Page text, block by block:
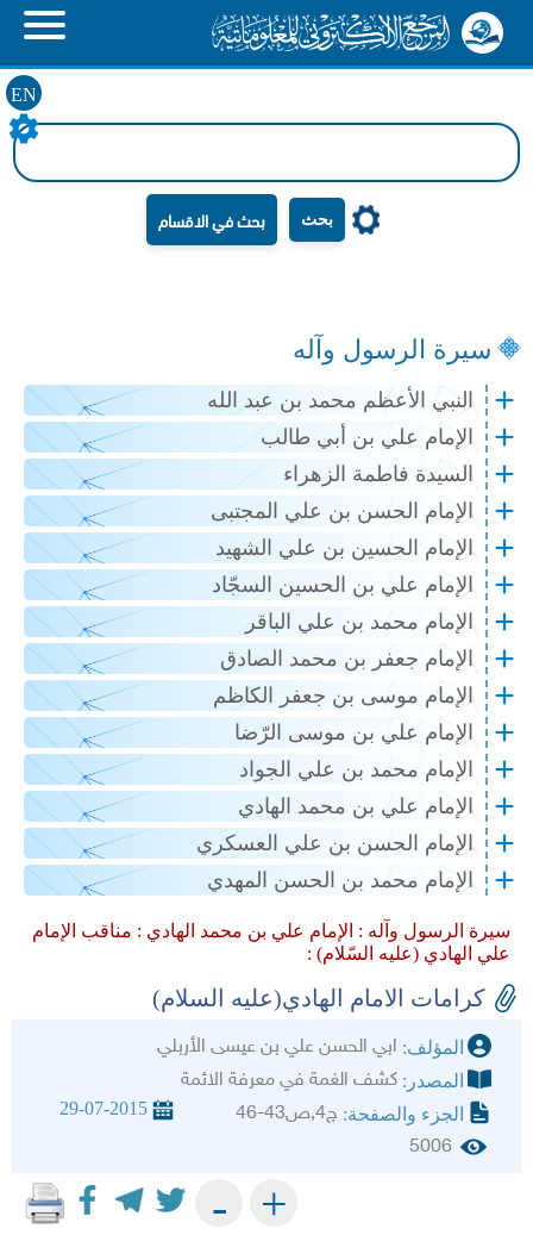
EN
بحث
سيرة الرسول وآله
النبي الأعظم محمد بن عبد الله
الإمام علي بن أبي طالب
السيدة فاطمة الزهراء
الإمام الحسن بن علي المجتبى
الإمام الحسين بن علي الشهيد
الإمام علي بن الحسين السجّاد
الإمام محمد بن علي الباقر
الإمام جعفر بن محمد الصادق
الإمام موسى بن جعفر الكاظم
الإمام علي بن موسى الرّضا
الإمام محمد بن علي الجواد
الإمام علي بن محمد الهادي
الإمام الحسن بن علي العسكري
الإمام محمد بن الحسن المهدي
سيرة الرسول وآله : الإمام علي بن محمد الهادي : مناقب الإمام
علي الهادي (عليه السّلام) :
كرامات الامام الهادي(عليه السلام)
المؤلف: ابي الحسن علي بن عيسى الأربلي
المصدر: كشف الغمة في معرفة الائمة
الجزء والصفحة: ج4,ص43-46 29-07-2015
5006
+
-